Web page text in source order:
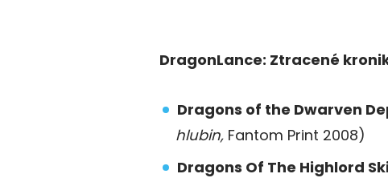
DragonLance: Ztracené
Dragons of the Dwarven
hlubin, Fantom Print 2008)
Dragons Of The Highlord